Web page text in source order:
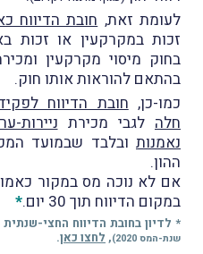
לעומת זאת, חובת הדיווח
זכות במקרקעין או זכות
בחוק מיסוי מקרקעין
בהתאם להוראות אותו חוק.
כמו-כן,
חלה לגבי מכירת ניירות-
נאמנות ובלבד שבמועד
ההון.
אם לא נוכה מס במקור
במקום הדיווח תוך 30 יום.
*
* לדיון בחובת הדיווח החצי-שנתית
שנת-המס 2020)
, לחצו כאן.